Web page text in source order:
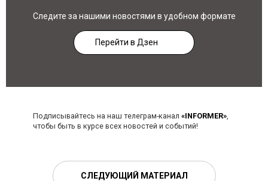
Следите за нашими новостями в удобном формате
Перейти в Дзен
Подписывайтесь на наш телеграм-канал «INFORMER»,
чтобы быть в курсе всех новостей и событий!
СЛЕДУЮЩИЙ МАТЕРИАЛ